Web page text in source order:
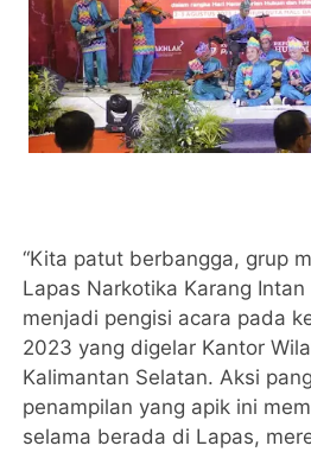
“Kita patut berbangga, grup
Lapas Narkotika Karang
menjadi pengisi acara pada
2023 yang digelar Kantor
Kalimantan Selatan. Aksi
penampilan yang apik ini
selama berada di Lapas,